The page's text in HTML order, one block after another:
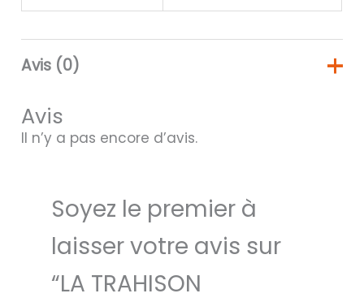
Avis (0)
Avis
Il n’y a pas encore d’avis.
Soyez le premier à
laisser votre avis sur
“LA TRAHISON